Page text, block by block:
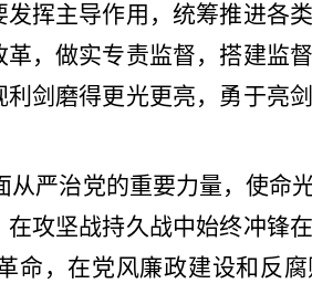
挥主导作用，统筹推进各
，做实专责监督，搭建监
剑磨得更光更亮，勇于亮
严治党的重要力量，使命
攻坚战持久战中始终冲锋
命，在党风廉政建设和反